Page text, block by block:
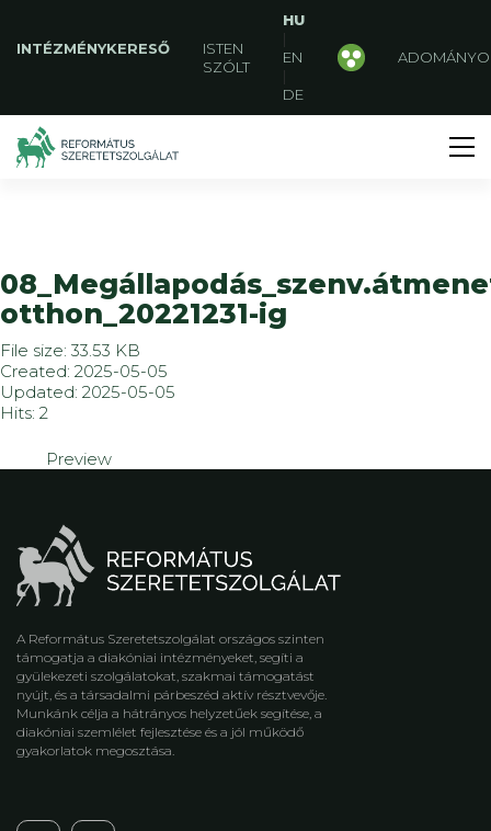
INTÉZMÉNYKERESŐ
ISTEN
SZÓLT
HU
|
EN
|
DE
otthon_20221231-ig
File size: 33.53 KB
Created: 2025-05-05
Updated: 2025-05-05
Hits: 2
Preview
A Református Szeretetszolgálat országos szinten
támogatja a diakóniai intézményeket, segíti a
gyülekezeti szolgálatokat, szakmai támogatást
nyújt, és a társadalmi párbeszéd aktív résztvevője.
Munkánk célja a hátrányos helyzetűek segítése, a
diakóniai szemlélet fejlesztése és a jól működő
gyakorlatok megosztása.